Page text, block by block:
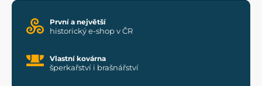
První a největší
historický e-shop v ČR
Vlastní kovárna
šperkařství i brašnářství